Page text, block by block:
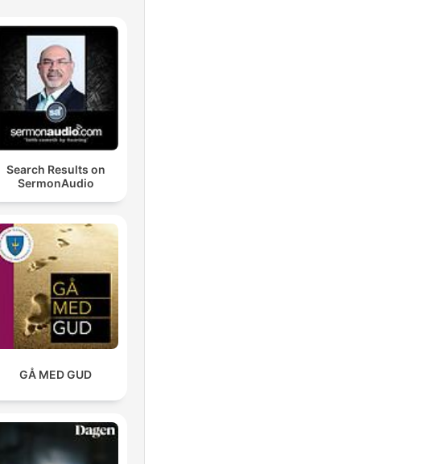
Search Results on
SermonAudio
GÅ MED GUD